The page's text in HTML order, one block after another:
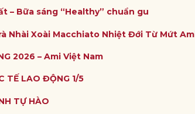
– Bữa sáng “Healthy” chuẩn gu
Nhài Xoài Macchiato Nhiệt Đới Từ Mứt
2026 – Ami Việt Nam
TẾ LAO ĐỘNG 1/5
TỰ HÀO